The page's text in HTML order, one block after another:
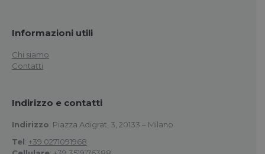
Informazioni utili
Chi siamo
Contatti
Indirizzo e contatti
Indirizzo: Piazza Adigrat, 3, 20133 – Milano
Tel: +39 0271091968